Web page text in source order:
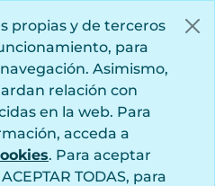
propias y de terceros
para
Asimismo,
relación con
en la web. Para
acceda a
. Para aceptar
TODAS, para